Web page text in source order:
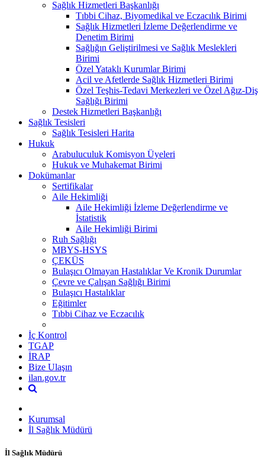
Sağlık Hizmetleri Başkanlığı
Tıbbi Cihaz, Biyomedikal ve Eczacılık Birimi
Sağlık Hizmetleri İzleme Değerlendirme ve
Denetim Birimi
Sağlığın Geliştirilmesi ve Sağlık Meslekleri
Birimi
Özel Yataklı Kurumlar Birimi
Acil ve Afetlerde Sağlık Hizmetleri Birimi
Özel Teşhis-Tedavi Merkezleri ve Özel Ağız-Diş
Sağlığı Birimi
Destek Hizmetleri Başkanlığı
Sağlık Tesisleri
Sağlık Tesisleri Harita
Hukuk
Arabuluculuk Komisyon Üyeleri
Hukuk ve Muhakemat Birimi
Dokümanlar
Sertifikalar
Aile Hekimliği
Aile Hekimliği İzleme Değerlendirme ve
İstatistik
Aile Hekimliği Birimi
Ruh Sağlığı
MBYS-HSYS
ÇEKÜS
Bulaşıcı Olmayan Hastalıklar Ve Kronik Durumlar
Çevre ve Çalışan Sağlığı Birimi
Bulaşıcı Hastalıklar
Eğitimler
Tıbbi Cihaz ve Eczacılık
İç Kontrol
TGAP
İRAP
Bize Ulaşın
ilan.gov.tr
Kurumsal
İl Sağlık Müdürü
İl Sağlık Müdürü